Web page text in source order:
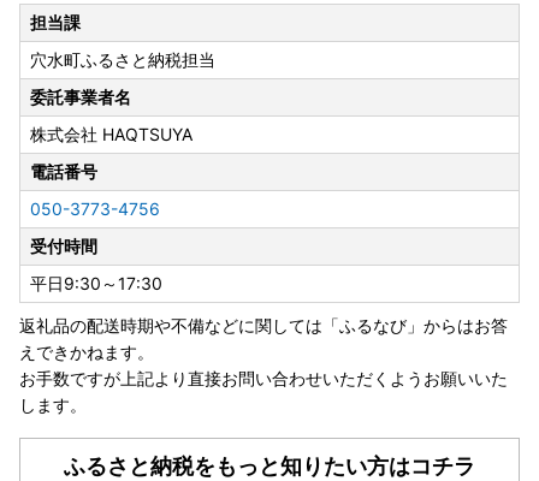
通常よりお時間をいただく場合がございますので、あらかじ
めご了承ください。
担当課
穴水町ふるさと納税担当
委託事業者名
株式会社 HAQTSUYA
電話番号
050-3773-4756
受付時間
平日9:30～17:30
返礼品の配送時期や不備などに関しては「ふるなび」からはお答
えできかねます。
お手数ですが上記より直接お問い合わせいただくようお願いいた
します。
ふるさと納税をもっと知りたい方はコチラ